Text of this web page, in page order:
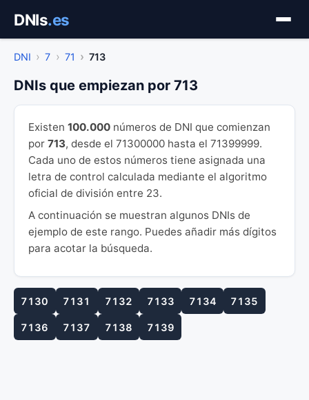
contenido
DNIs.es
DNI 7 71 713
DNIs que empiezan por 713
Existen 100.000 números de DNI que comienzan
por 713, desde el 71300000 hasta el 71399999.
Cada uno de estos números tiene asignada una
letra de control calculada mediante el algoritmo
oficial de división entre 23.
A continuación se muestran algunos DNIs de
ejemplo de este rango. Puedes añadir más dígitos
para acotar la búsqueda.
7130 7131 7132 7133 7134 7135
7136 7137 7138 7139